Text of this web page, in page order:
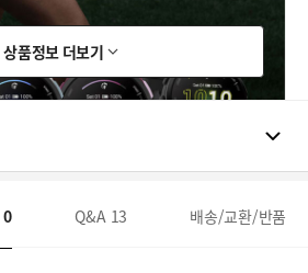
상품정보 더보기
0 Q&A 13 배송/교환/반품